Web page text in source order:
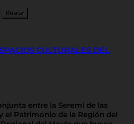
CULTURALES DEL
entre la Seremi de las
el Patrimonio de la Región del